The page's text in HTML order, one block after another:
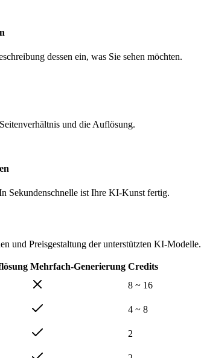
dessen ein, was Sie sehen möchten.
und die Auflösung.
Sekundenschnelle ist Ihre KI-Kunst fertig.
und Preisgestaltung der unterstützten KI-Modelle.
Mehrfach-Generierung Credits
8 ~ 16
4 ~ 8
2